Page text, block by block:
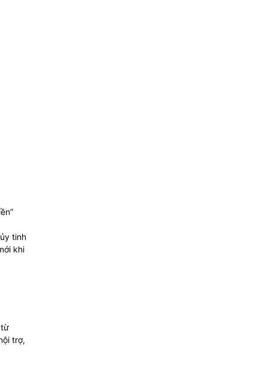
tinh
khi
trợ,